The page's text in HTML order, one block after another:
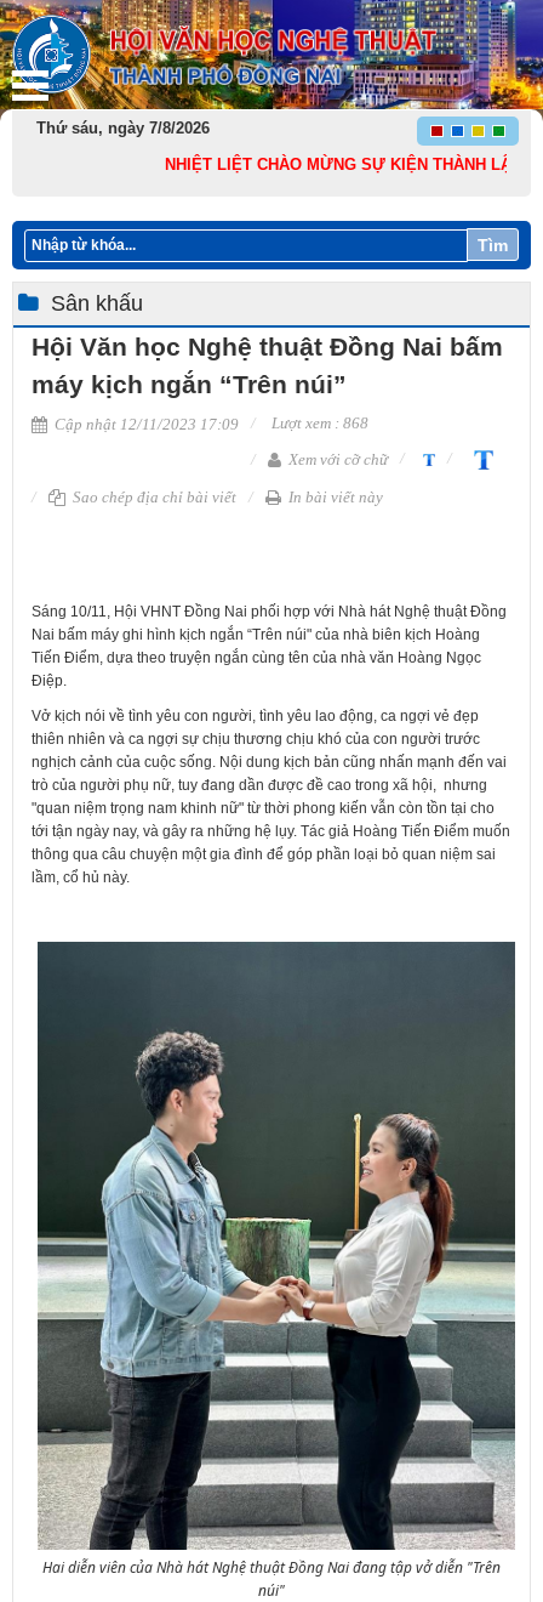
Thứ sáu, ngày 7/8/2026
NHIỆT LIỆT CHÀO MỪNG SỰ KIỆN THÀNH LẬP
Tìm
Sân khấu
Hội Văn học Nghệ thuật Đồng Nai bấm
máy kịch ngắn “Trên núi”
Cập nhật 12/11/2023 17:09
Lượt xem : 868
Xem với cỡ chữ
Sao chép địa chỉ bài viết In bài viết này
Sáng 10/11, Hội VHNT Đồng Nai phối hợp với Nhà hát Nghệ thuật Đồng
Nai bấm máy ghi hình kịch ngắn “Trên núi" của nhà biên kịch Hoàng
Tiến Điểm, dựa theo truyện ngắn cùng tên của nhà văn Hoàng Ngọc
Điệp.
Vở kịch nói về tình yêu con người, tình yêu lao động, ca ngợi vẻ đẹp
thiên nhiên và ca ngợi sự chịu thương chịu khó của con người trước
nghịch cảnh của cuộc sống. Nội dung kịch bản cũng nhấn mạnh đến vai
trò của người phụ nữ, tuy đang dần được đề cao trong xã hội, nhưng
"quan niệm trọng nam khinh nữ" từ thời phong kiến vẫn còn tồn tại cho
tới tận ngày nay, và gây ra những hệ lụy. Tác giả Hoàng Tiến Điểm muốn
thông qua câu chuyện một gia đình để góp phần loại bỏ quan niệm sai
lầm, cổ hủ này.
Hai diễn viên của Nhà hát Nghệ thuật Đồng Nai đang tập vở diễn "Trên
núi"